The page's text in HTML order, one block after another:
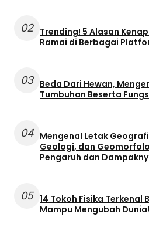
02 Trending! 5 Alasan
Ramai di Berbagai
03 Beda Dari Hewan,
Tumbuhan Beserta
04 Mengenal Letak
Geologi, dan
Pengaruh dan
05 14 Tokoh Fisika Terkenal
Mampu Mengubah Dunia!